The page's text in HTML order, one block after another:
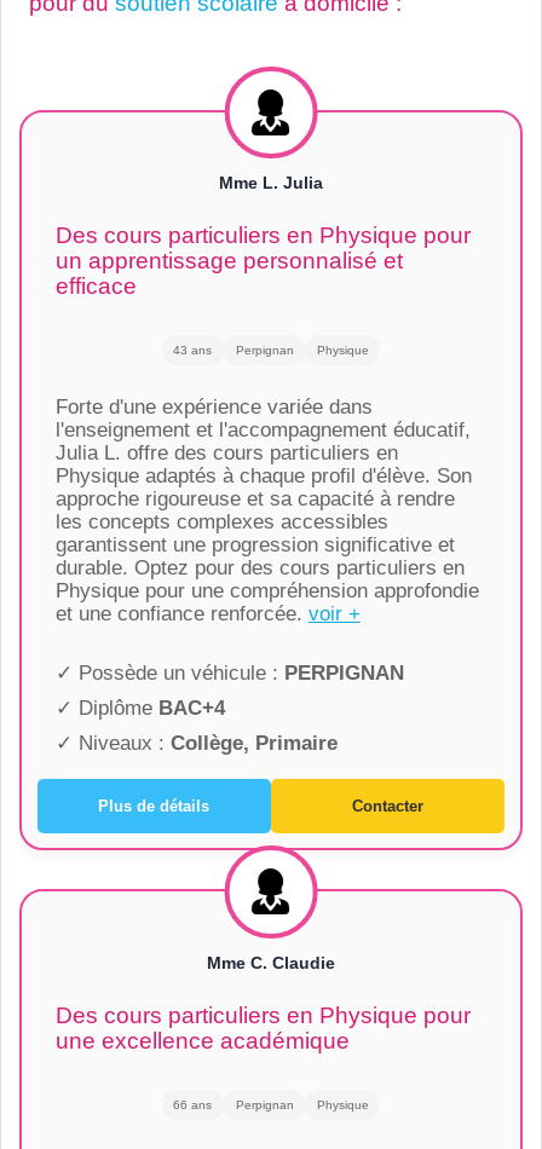
Mme L. Julia
Des cours particuliers en Physique pour
un apprentissage personnalisé et
efficace
43 ans Perpignan Physique
Forte d'une expérience variée dans
l'enseignement et l'accompagnement éducatif,
Julia L. offre des cours particuliers en
Physique adaptés à chaque profil d'élève. Son
approche rigoureuse et sa capacité à rendre
les concepts complexes accessibles
garantissent une progression significative et
durable. Optez pour des cours particuliers en
Physique pour une compréhension approfondie
et une confiance renforcée. voir +
✓ Possède un véhicule : PERPIGNAN
✓ Diplôme BAC+4
✓ Niveaux : Collège, Primaire
Plus de détails Contacter
Mme C. Claudie
Des cours particuliers en Physique pour
une excellence académique
66 ans Perpignan Physique